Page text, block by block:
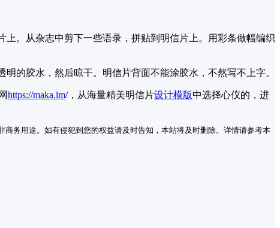
。从杂志中剪下一些语录，拼贴到明信片上。用彩条做幅编织
的胶水，然后晾干。明信片背面不能涂胶水，不然写不上字。
https://maka.im/，从海量精美明信片设计模版中选择心仪的，进
务用途。如有侵犯到您的权益请及时告知，本站将及时删除。详情请参考本